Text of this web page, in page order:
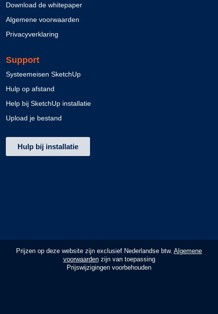
Download de whitepaper
Algemene voorwaarden
Privacyverklaring
Support
Systeemeisen SketchUp
Hulp op afstand
Help bij SketchUp installatie
Upload je bestand
Hulp bij installatie
Prijzen op deze website zijn exclusief Nederlandse btw. Algemene
voorwaardenzijn van toepassing
Prijswijzigingen voorbehouden